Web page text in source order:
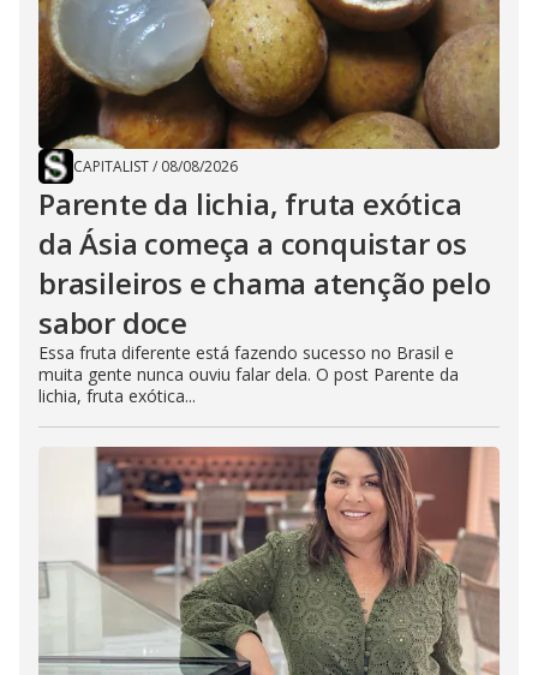
CAPITALIST/ 08/08/2026
Parente da lichia, fruta exótica
da Ásia começa a conquistar os
brasileiros e chama atenção pelo
sabor doce
Essa fruta diferente está fazendo sucesso no Brasil e
muita gente nunca ouviu falar dela. O post Parente da
lichia, fruta exótica...